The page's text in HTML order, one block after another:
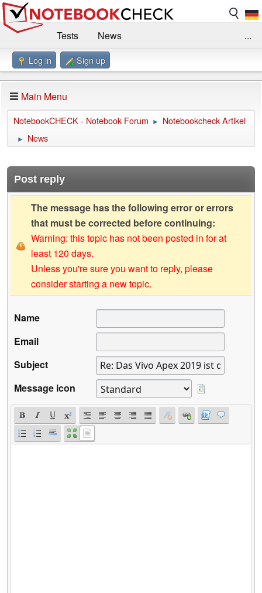
Tests
News
Benchmarks / Technik
Forum
Impressum
...
Log in Sign up
Main Menu
NotebookCHECK - Notebook Forum ► Notebookcheck Artikel
► News
Post reply
The message has the following error or errors
that must be corrected before continuing:
Warning: this topic has not been posted in for at
least 120 days.
Unless you're sure you want to reply, please
consider starting a new topic.
Name
Email
Subject
Message icon